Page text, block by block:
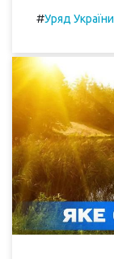
#Уряд України